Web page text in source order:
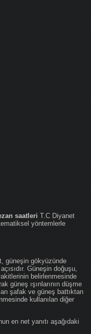
saatleri T.C Diyanet
yöntemlerle
güneşin gökyüzünde
Güneşin doğuşu,
belirlenmesinde
güneş ışınlarının düşme
şafak ve güneş battıktan
kullanılan diğer
en net yanıtı aşağıdaki